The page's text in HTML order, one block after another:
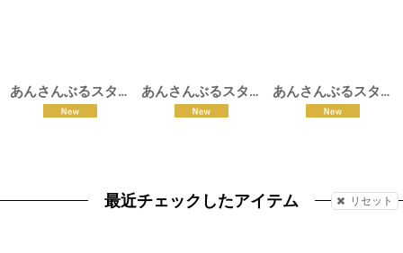
あんさんぶるスターズ！ モーメント＊未来へ進む返礼祭 斎宮宗 コスプレ衣装 あんさんぶるスターズ！ デコレート?深紅のショコラフェス 朔間零 大神晃牙 コスプレ衣装 あんさんぶるスターズ！ デコレート 深紅のショコラフェス 乙狩アドニス コスプレ衣装
最近チェックしたアイテム リセット